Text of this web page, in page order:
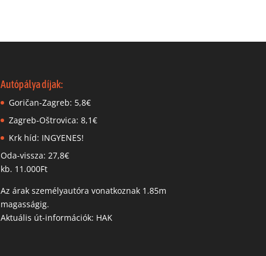
Autópálya díjak:
Goričan-Zagreb: 5,8€
Zagreb-Oštrovica: 8,1€
Krk híd: INGYENES!
Oda-vissza: 27,8€
kb. 11.000Ft
Az árak személyautóra vonatkoznak 1.85m
magasságig.
Aktuális út-információk: HAK